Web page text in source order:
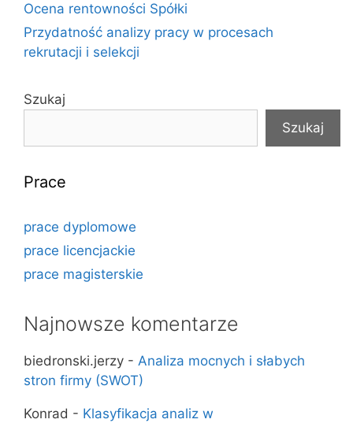
Ocena rentowności Spółki
Przydatność analizy pracy w procesach
rekrutacji i selekcji
Szukaj
Szukaj
Prace
prace dyplomowe
prace licencjackie
prace magisterskie
Najnowsze komentarze
biedronski.jerzy - Analiza mocnych i słabych
stron firmy (SWOT)
Konrad - Klasyfikacja analiz w